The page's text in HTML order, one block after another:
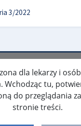
3/2022
dla lekarzy i
Wchodząc tu,
do przeglądania
stronie treści.